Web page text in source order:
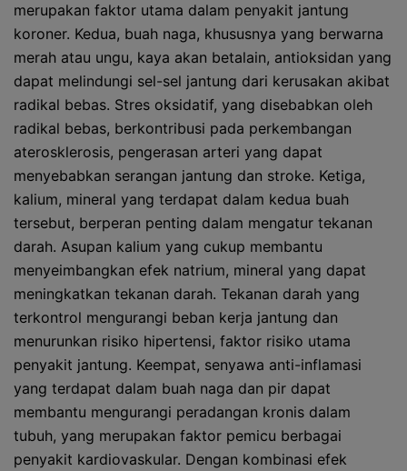
merupakan faktor utama dalam penyakit jantung
koroner. Kedua, buah naga, khususnya yang berwarna
merah atau ungu, kaya akan betalain, antioksidan yang
dapat melindungi sel-sel jantung dari kerusakan akibat
radikal bebas. Stres oksidatif, yang disebabkan oleh
radikal bebas, berkontribusi pada perkembangan
aterosklerosis, pengerasan arteri yang dapat
menyebabkan serangan jantung dan stroke. Ketiga,
kalium, mineral yang terdapat dalam kedua buah
tersebut, berperan penting dalam mengatur tekanan
darah. Asupan kalium yang cukup membantu
menyeimbangkan efek natrium, mineral yang dapat
meningkatkan tekanan darah. Tekanan darah yang
terkontrol mengurangi beban kerja jantung dan
menurunkan risiko hipertensi, faktor risiko utama
penyakit jantung. Keempat, senyawa anti-inflamasi
yang terdapat dalam buah naga dan pir dapat
membantu mengurangi peradangan kronis dalam
tubuh, yang merupakan faktor pemicu berbagai
penyakit kardiovaskular. Dengan kombinasi efek